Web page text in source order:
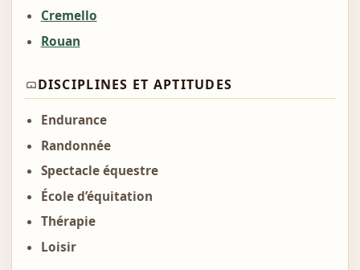
Cremello
Rouan
DISCIPLINES ET APTITUDES
Endurance
Randonnée
Spectacle équestre
École d’équitation
Thérapie
Loisir